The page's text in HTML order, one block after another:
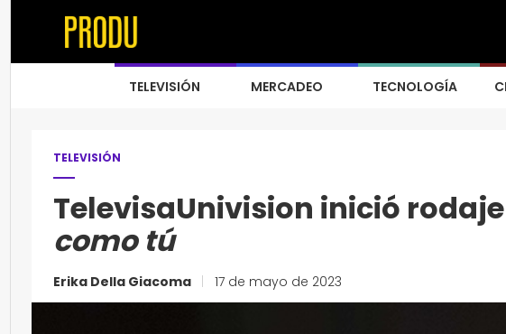
TELEVISIÓN MERCADEO TECNOLOGÍA
TELEVISIÓN
TelevisaUnivision inició
como tú
Erika Della Giacoma 17 de mayo de 2023